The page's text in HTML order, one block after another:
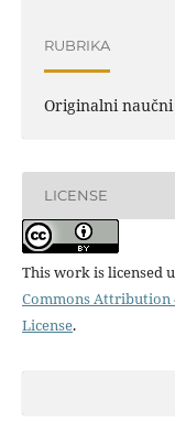
RUBRIKA
Originalni
LICENSE
This work is licensed
Commons Attribution
License.